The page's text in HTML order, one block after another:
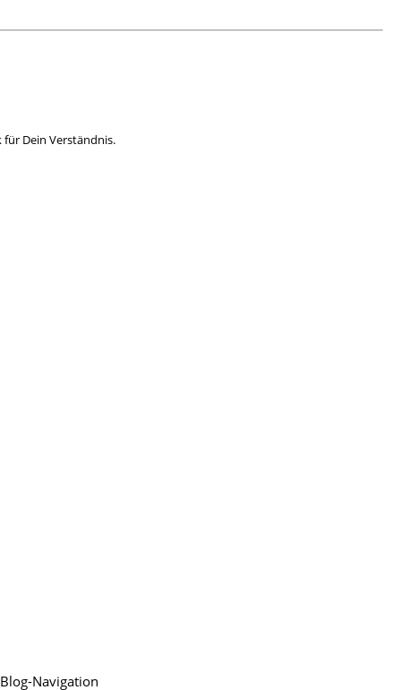
Dein Verständnis.
Blog-Navigation